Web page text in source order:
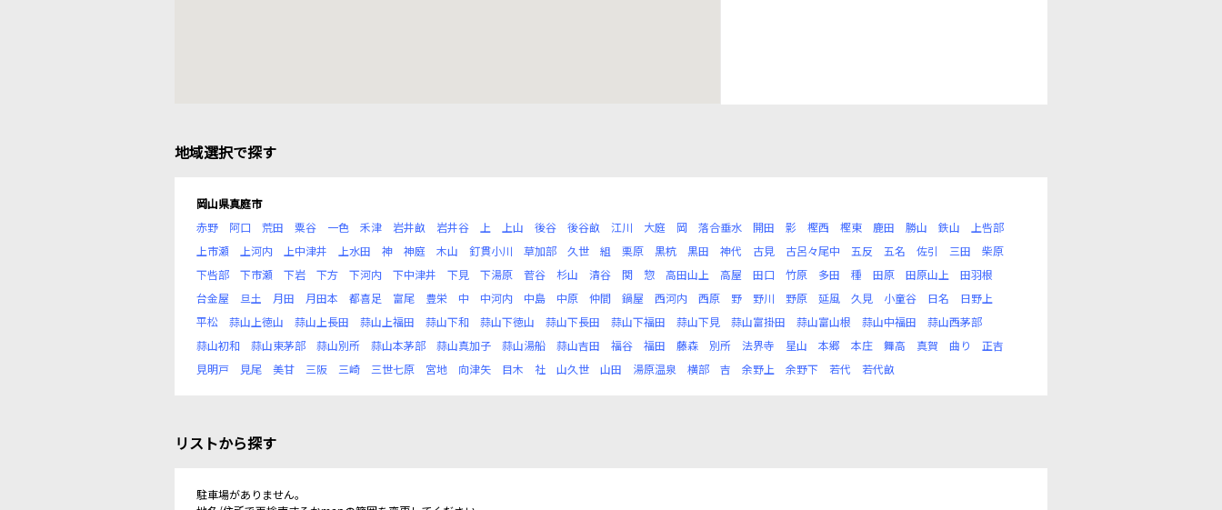
地域選択で探す
岡山県真庭市
赤野
阿口 荒田 粟谷 一色 禾津 岩井畝 岩井谷 上 上山 後谷 後谷畝 江川 大庭 岡 落合垂水 開田 影 樫西 樫東 鹿田 勝山 鉄山
上呰部
上市瀬
上河内 上中津井 上水田 神 神庭 木山 釘貫小川 草加部 久世 組 栗原 黒杭 黒田 神代 古見 古呂々尾中 五反 五名 佐引 三田
柴原
下呰部
下市瀬 下岩 下方 下河内 下中津井 下見 下湯原 菅谷 杉山 清谷 関 惣 高田山上 高屋 田口 竹原 多田 種 田原 田原山上
田羽根
台金屋
旦土 月田 月田本 都喜足 富尾 豊栄 中 中河内 中島 中原 仲間 鍋屋 西河内 西原 野 野川 野原 延風 久見 小童谷 日名
日野上
平松
蒜山上徳山 蒜山上長田 蒜山上福田 蒜山下和 蒜山下徳山 蒜山下長田 蒜山下福田 蒜山下見 蒜山富掛田 蒜山富山根 蒜山中福田
蒜山西茅部
蒜山初和
蒜山東茅部 蒜山別所 蒜山本茅部 蒜山真加子 蒜山湯船 蒜山吉田 福谷 福田 藤森 別所 法界寺 星山 本郷 本庄 舞高 真賀 曲り
正吉
見明戸
見尾 美甘 三阪 三崎 三世七原 宮地 向津矢 目木 社 山久世 山田 湯原温泉 横部 吉 余野上 余野下 若代 若代畝
リストから探す
駐車場がありません。